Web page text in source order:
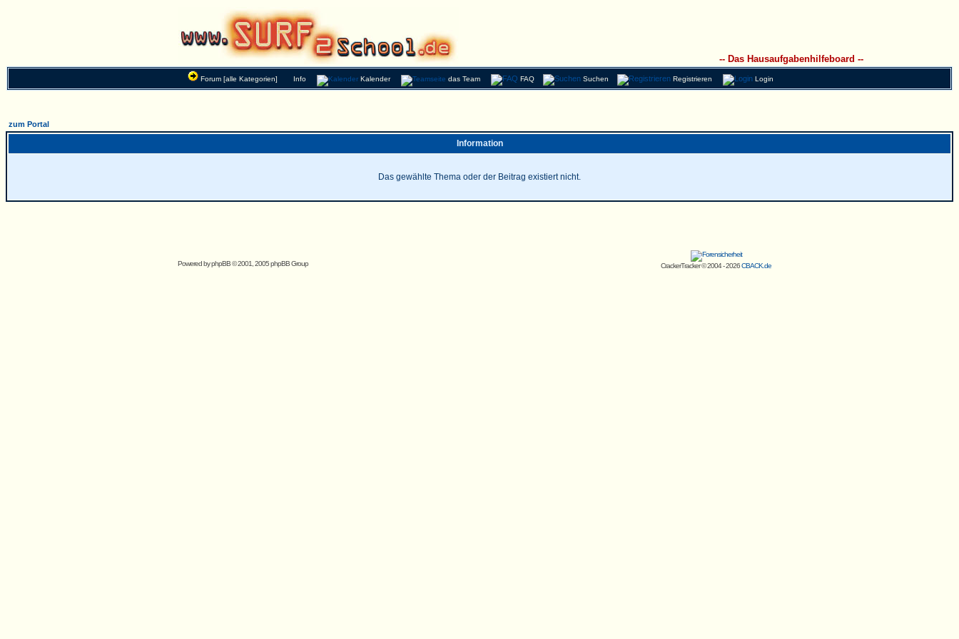
-- Das Hausaufgabenhilfeboard --
Forum [alle Kategorien] Info Kalender das Team FAQ Suchen Registrieren Login
zum Portal
Information
Das gewählte Thema oder der Beitrag existiert nicht.
Powered byphpBB© 2001, 2005 phpBB Group CrackerTracker © 2004 - 2026CBACK.de